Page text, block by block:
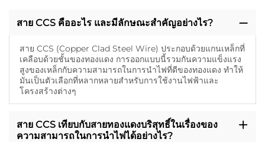
สาย CCS คืออะไร และมีลักษณะสําคัญอย่างไร?
สาย CCS (Copper Clad Steel Wire) ประกอบด้วยแกนเหล็กที่
เคลือบด้วยชั้นของทองแดง การออกแบบนี้รวมกันความแข็งแรง
สูงของเหล็กกับความสามารถในการนําไฟที่ดีของทองแดง ทําให้
มันเป็นตัวเลือกที่หลากหลายสําหรับการใช้งานไฟฟ้าและ
โครงสร้างต่างๆ
สาย CCS เทียบกับสายทองแดงบริสุทธิ์ในเรื่องของ
ความสามารถในการนําไฟได้อย่างไร?